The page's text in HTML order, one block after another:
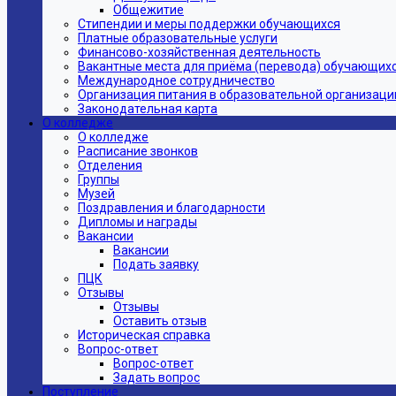
Общежитие
Стипендии и меры поддержки обучающихся
Платные образовательные услуги
Финансово-хозяйственная деятельность
Вакантные места для приёма (перевода)
Международное сотрудничество
Организация питания в образовательной
Законодательная карта
О колледже
О колледже
Расписание звонков
Отделения
Группы
Музей
Поздравления и благодарности
Дипломы и награды
Вакансии
Вакансии
Подать заявку
ПЦК
Отзывы
Отзывы
Оставить отзыв
Историческая справка
Вопрос-ответ
Вопрос-ответ
Задать вопрос
Поступление